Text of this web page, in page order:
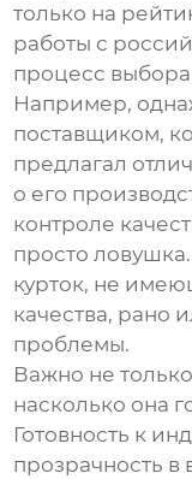
только на
работы с
процесс выбора
Например,
поставщиком,
предлагал
о его
контроле
просто ловушка.
курток, не
качества, рано
проблемы.
Важно не
насколько она
Готовность к
прозрачность в